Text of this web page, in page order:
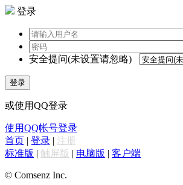
登录
安全提问(未设置请忽略)
登录
或使用QQ登录
使用QQ帐号登录
首页 | 登录 | 注册
标准版 | 触屏版 | 电脑版 | 客户端
© Comsenz Inc.